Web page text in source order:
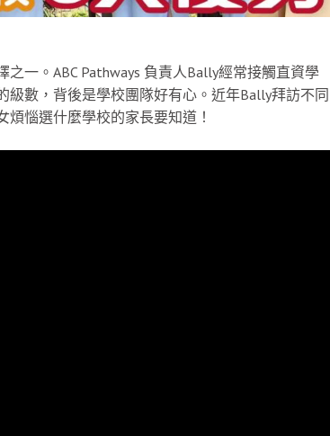
一。ABC Pathways 負責人Bally經常接觸直資學
數，背後是學校團隊好有心。近年Bally拜訪不同
惱選什麼學校的家長要知道！